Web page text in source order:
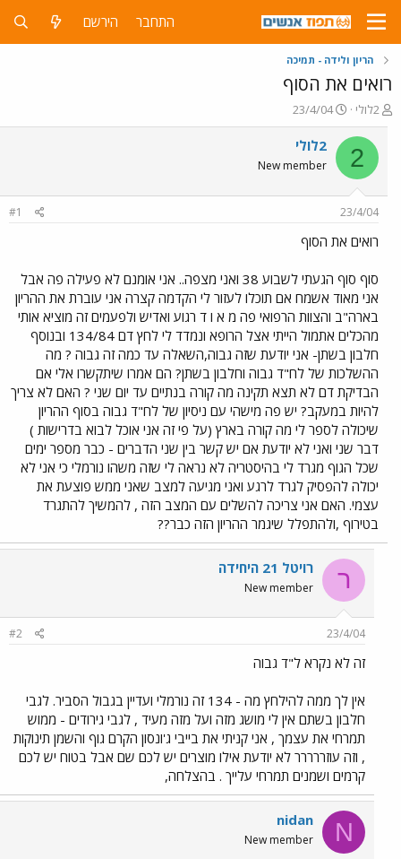
התחבר הירשם
הריון ולידה - תמיכה
רואים את הסוף
פ
ו
ת
ח
ה
ש
א
2לולי
פ
ו
ר
23/4/04
2 2לולי
New member
23/4/04
#1
רואים את הסוף
סוף סוף הגעתי לשבוע 38 ואני מצפה.. אני אומנם לא פעילה פה אבל
אני מאוד אשמח אם תוכלו לעזור לי הקדמה קצרה אני עוברת את ההריון
בארה"ב והצוות הרפואי פה מ א ו ד רגוע ואדיש ולפעמים זה מוציא אותי
מהכלים אתמול הייתי אצל הרופא ונמדד לי לחץ דם 134/84 ובנוסף
חלבון בשתן- אני יודעת שזה גבוה,השאלה עד כמה זה גבוה ? מה
ההשלכות של לח"ד גבוה וחלבון בשתן? הם אמרו שיתקשרו אלי אם
הבדיקת דם לא תצא תקינה מה קורה בנתיים עד יום שני ? האם לא צריך
להיות במעקב? יש פה מישהי עם ניסיון של לח"ד גבוה בסוף ההריון
שיכולה לספר לי מה קורה בארץ (על פי זה אני אוכל לבוא בדרישות )
דבר שני ואני לא יודעת אם יש קשר בין שני הדברים - כבר מספר ימים
שכל הגוף מגרד לי בהיסטריה לא נראה לי שזה משהו נורמלי כי אני לא
יכולה להפסיק לגרד לרגע ואני מגיעה למצב שאני ממש פוצעת את
עצמי. האם אני צריכה להשלים עם המצב הזה , להמשיך להתגרד
בטירוף ,ולהתפלל שיגמר ההריון הזה כבר??
ר רויטל 21 היחידה
New member
23/4/04
#2
זה לא נקרא ל"ד גבוה
אין לך ממה להילחץ מה - 134 זה נורמלי ועדיין בגבול הסביר. לגבי
חלבון בשתם אין לי מושג מזה ועל מזה מעיד , לגבי גירודים - ממוש
תמרחי את עצמך , אני קניתי את בייבי ג'ונסון הקרם גוף והשמן תינוקות
, וזה עוזררררר לא יודעת אילו מוצרים יש לכם שם אבל בטוח יש לכם
קרמים ושמנים תמרחי עלייך . בהצלחה,
N
nidan
New member